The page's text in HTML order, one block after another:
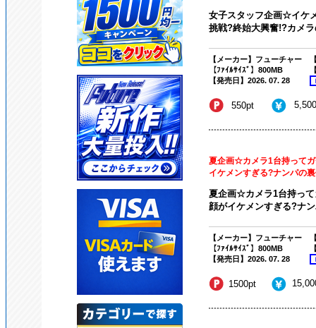
女子スタッフ企画☆イケ
挑戦?終始大興奮!?カメ
【メーカー】フューチャー
【ﾌｧｲﾙｻｲｽﾞ】800MB
【発売日】2026. 07. 28
550pt
夏企画☆カメラ1台持って
イケメンすぎる?ナンパの
夏企画☆カメラ1台持っ
顔がイケメンすぎる?ナ
【メーカー】フューチャー
【ﾌｧｲﾙｻｲｽﾞ】800MB
【発売日】2026. 07. 28
1500pt